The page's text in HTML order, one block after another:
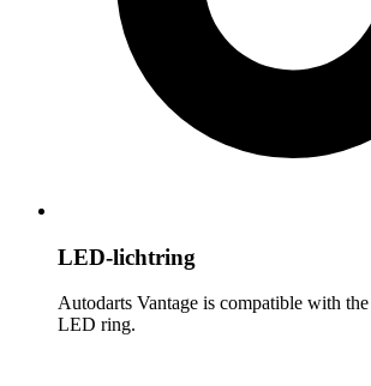
LED-lichtring
Autodarts Vantage is compatible with
LED ring.